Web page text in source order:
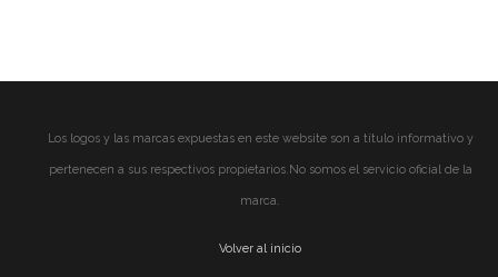
Los logos y las marcas expuestas en este website son a título informativo y
pertenecen a sus respectivos propietarios.No somos el servicio oficial de la
marca.
Volver al inicio